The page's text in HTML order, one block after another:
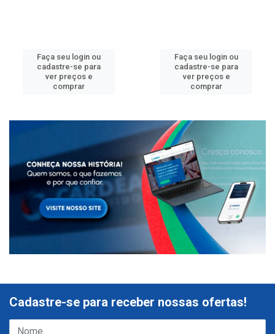
Faça seu login ou
cadastre-se para
ver preços e
comprar
Faça seu login ou
cadastre-se para
ver preços e
comprar
Cadastre-se para receber nossas ofertas!